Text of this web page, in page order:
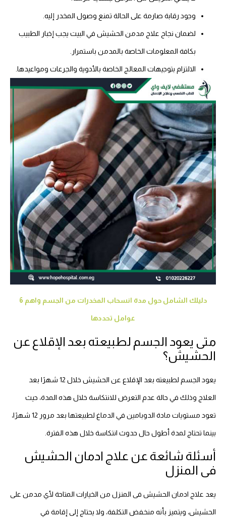
وجود رقابة صارمة على الحالة تمنع وصول المخدر إليه.
لضمان نجاح علاج مدمن الحشيش في البيت يجب إخبار الطبيب
بكافة المعلومات الخاصة بالمدمن باستمرار.
الالتزام بتوجيهات المعالج الخاصة بالأدوية والجرعات ومواعيدها.
دليلك الشامل حول مدة انسحاب المخدرات من الجسم واهم 6
عوامل تحددها
متى يعود الجسم لطبيعته بعد الإقلاع عن
الحشيش؟
يعود الجسم لطبيعته بعد الإقلاع عن الحشيش خلال 12 شهرًا بعد
العلاج وذلك في حالة عدم التعرض للانتكاسة خلال هذه المدة، حيث
تعود مستويات مادة الدوبامين في الدماغ لطبيعتها بعد مرور 12 شهرًا،
بينما تحتاج لمدة أطول حال حدوث انتكاسة خلال هذه الفترة.
أسئلة شائعة عن علاج ادمان الحشيش
فى المنزل
يعد علاج ادمان الحشيش فى المنزل من الخيارات المتاحة لأي مدمن على
الحشيش، ويتميز بأنه منخفض التكلفة، ولا يحتاج إلى إقامة في